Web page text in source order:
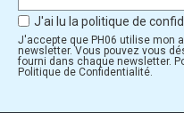
J'ai lu la politique de
J'accepte que PH06 utilise mon
newsletter. Vous pouvez vous
fourni dans chaque newsletter.
Politique de Confidentialité.